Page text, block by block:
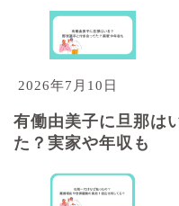
2026年7月10日
有働由美子に旦那は
た？実家や年収も